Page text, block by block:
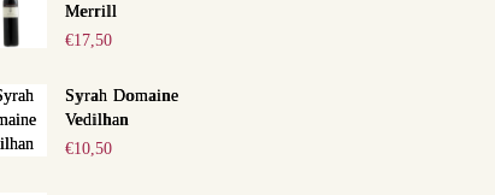
Merrill
€17,50
Syrah Domaine
Vedilhan
€10,50